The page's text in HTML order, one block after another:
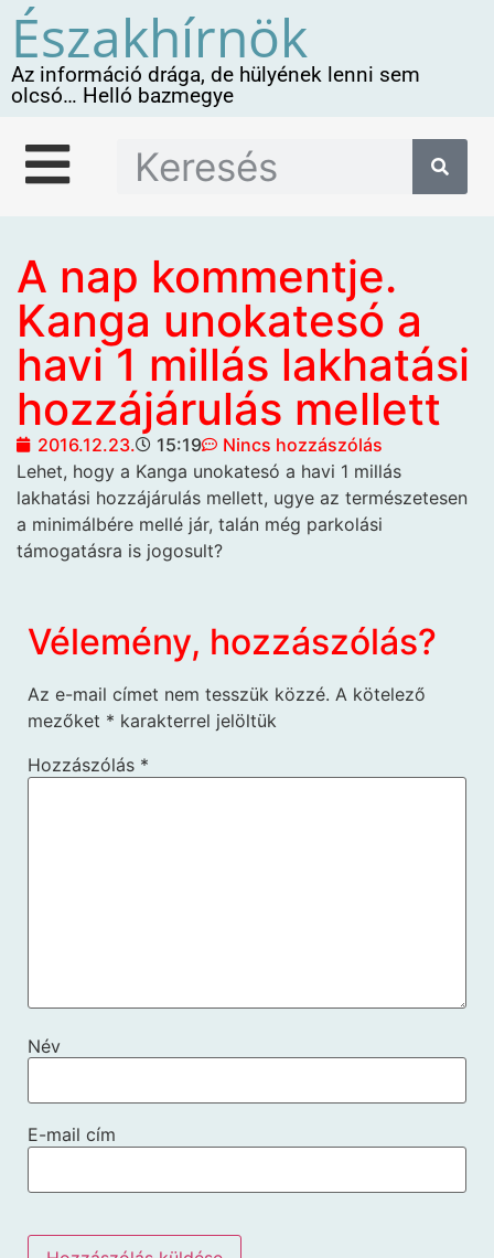
Északhírnök
Az információ drága, de hülyének lenni sem
olcsó… Helló bazmegye
A nap kommentje.
Kanga unokatesó a
havi 1 millás lakhatási
hozzájárulás mellett
2016.12.23. 15:19
Nincs hozzászólás
Lehet, hogy a Kanga unokatesó a havi 1 millás
lakhatási hozzájárulás mellett, ugye az természetesen
a minimálbére mellé jár, talán még parkolási
támogatásra is jogosult?
Vélemény, hozzászólás?
Az e-mail címet nem tesszük közzé. A kötelező
mezőket * karakterrel jelöltük
Hozzászólás *
Név
E-mail cím